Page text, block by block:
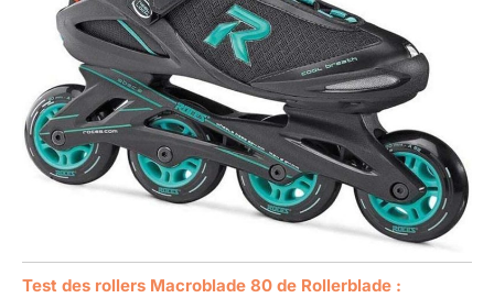
Test des rollers Macroblade 80 de Rollerblade :